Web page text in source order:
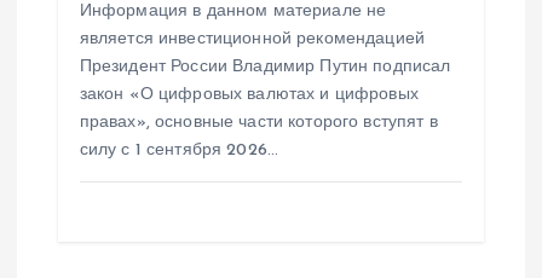
Информация в данном материале не
является инвестиционной рекомендацией
Президент России Владимир Путин подписал
закон «О цифровых валютах и цифровых
правах», основные части которого вступят в
силу с 1 сентября 2026…